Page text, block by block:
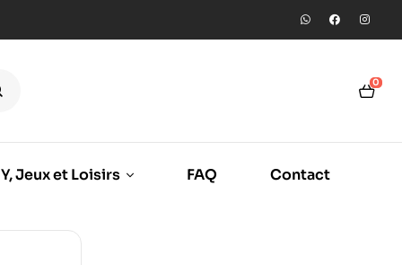
0
Jeux et Loisirs FAQ Contact